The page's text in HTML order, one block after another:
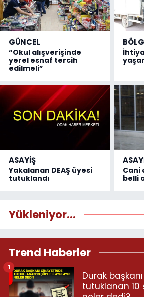
GÜNCEL
“Okul alışverişinde
yerel esnaf tercih
edilmeli”
ASAYİŞ
Yakalanan DEAŞ üyesi
tutuklandı
Cani
belli
Yükleniyor...
Trend Haberler
Durak
tutuklanan 10
1